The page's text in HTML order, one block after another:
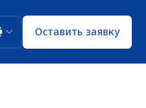
Оставить заявку